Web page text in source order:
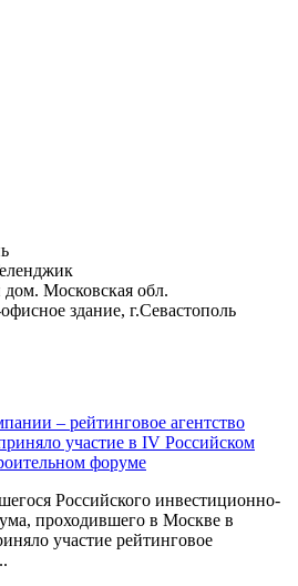
Московская обл.
здание, г.Севастополь
– рейтинговое агентство
участие в IV Российском
форуме
Российского инвестиционно-
проходившего в Москве в
участие рейтинговое